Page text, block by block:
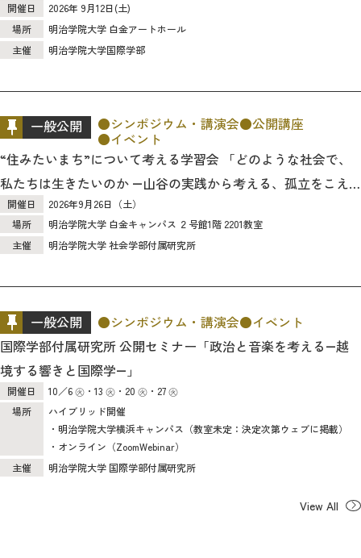
開催日
2026年 9月12日(土)
場所
明治学院大学 白金アートホール
主催
明治学院大学国際学部
一般公開 シンポジウム・講演会 公開講座
イベント
“住みたいまち”について考える学習会 「どのような社会で、
私たちは生きたいのか ―山谷の実践から考える、孤立をこえ
たつながり―」 のご案内
開催日
2026年9月26日（土）
場所
明治学院大学 白金キャンパス ２号館1階 2201教室
主催
明治学院大学 社会学部付属研究所
一般公開 シンポジウム・講演会
イベント
国際学部付属研究所 公開セミナー「政治と音楽を考える―越
境する響きと国際学―」
開催日
10／6 ㊋・13 ㊋・20 ㊋・27 ㊋
場所
ハイブリッド開催
・明治学院大学横浜キャンパス（教室未定：決定次第ウェブに掲載）
・オンライン（ZoomWebinar）
主催
明治学院大学 国際学部付属研究所
View All